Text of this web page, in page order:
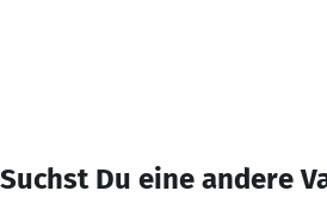
Suchst Du eine andere